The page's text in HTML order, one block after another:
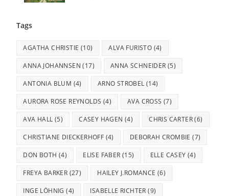
Tags
AGATHA CHRISTIE (10) ALVA FURISTO (4)
ANNA JOHANNSEN (17) ANNA SCHNEIDER (5)
ANTONIA BLUM (4) ARNO STROBEL (14)
AURORA ROSE REYNOLDS (4) AVA CROSS (7)
AVA HALL (5) CASEY HAGEN (4) CHRIS CARTER(6)
CHRISTIANE DIECKERHOFF (4) DEBORAH CROMBIE (7)
DON BOTH (4) ELISE FABER (15) ELLE CASEY (4)
FREYA BARKER (27) HAILEY J.ROMANCE (6)
INGE LÖHNIG (4) ISABELLE RICHTER (9)